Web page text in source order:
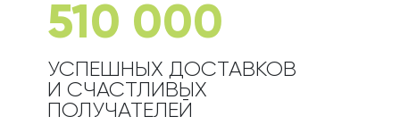
510 000
УСПЕШНЫХ ДОСТАВКОВ
И СЧАСТЛИВЫХ
ПОЛУЧАТЕЛЕЙ